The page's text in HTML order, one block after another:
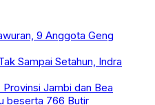
9 Anggota Geng
Sampai Setahun, Indra
Jambi dan Bea
beserta 766 Butir